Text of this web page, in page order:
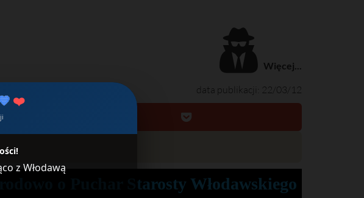
❤️
z Włodawą
Więcej...
data publikacji: 22/03/12
o Puchar Starosty Włodawskiego